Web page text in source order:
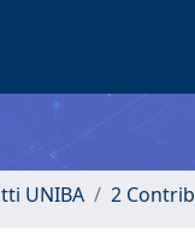
UNIBA 2